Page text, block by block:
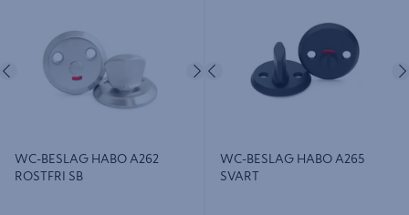
Föregående Nästa
WC-BESLAG HABO A262
ROSTFRI SB
Föregående
WC-BESLAG HABO A265
SVART